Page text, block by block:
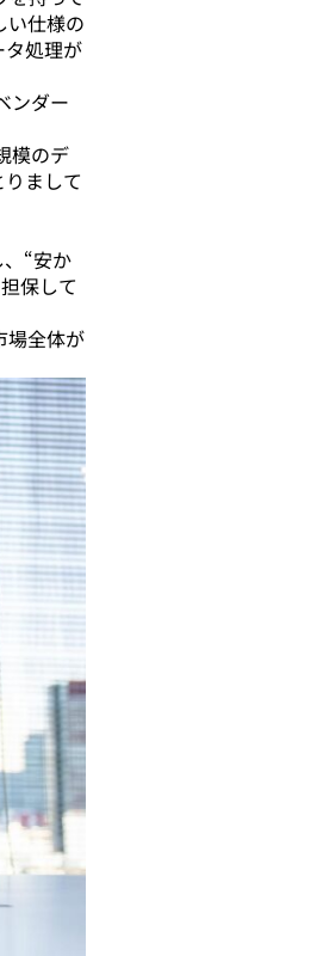
い仕様の
処理が
ンダー
模のデ
まして
“安か
保して
場全体が